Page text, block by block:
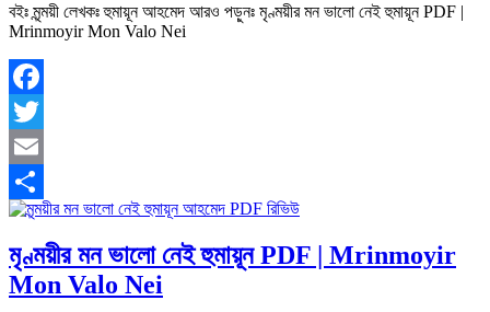
বইঃ মৃন্ময়ী লেখকঃ হুমায়ূন আহমেদ আরও পড়ুনঃ মৃণ্ময়ীর মন ভালো নেই হুমায়ূন PDF |
Mrinmoyir Mon Valo Nei
Facebook
Twitter
Email
Share
মৃণ্ময়ীর মন ভালো নেই হুমায়ূন PDF | Mrinmoyir
Mon Valo Nei